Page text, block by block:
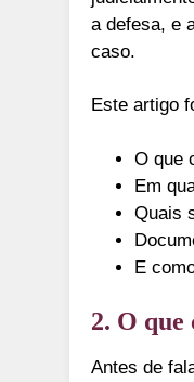
a defesa, e
caso.
Este artigo
O que
Em
Quais
E
2. O
Antes de